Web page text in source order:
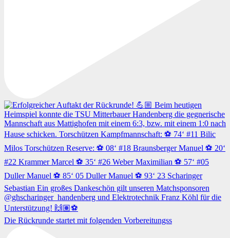
Die Rückrunde startet mit folgenden Vorbereitungss